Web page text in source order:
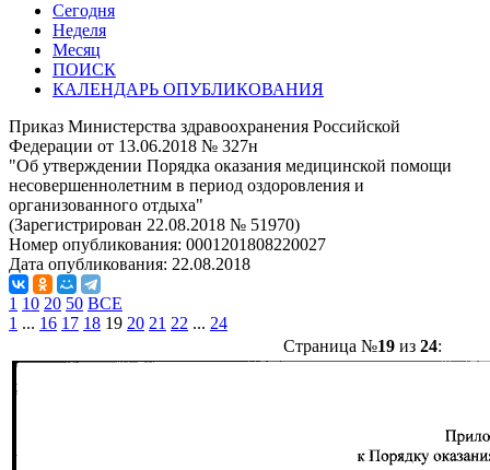
Сегодня
Неделя
Месяц
ПОИСК
КАЛЕНДАРЬ ОПУБЛИКОВАНИЯ
Приказ Министерства здравоохранения Российской
Федерации от 13.06.2018 № 327н
"Об утверждении Порядка оказания медицинской помощи
несовершеннолетним в период оздоровления и
организованного отдыха"
(Зарегистрирован 22.08.2018 № 51970)
Номер опубликования: 0001201808220027
Дата опубликования: 22.08.2018
1 10 20 50 ВСЕ
1 ... 16 17 18 19 20 21 22 ... 24
Страница №19из 24: